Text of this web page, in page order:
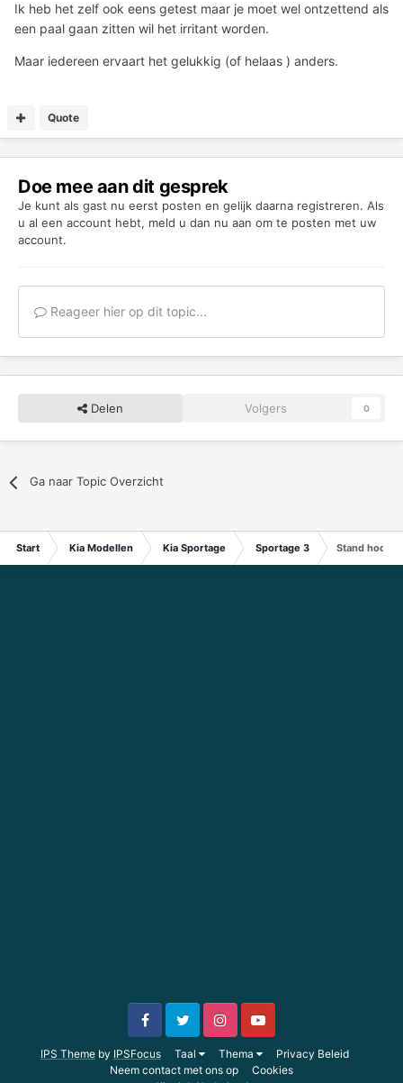
Ik heb het zelf ook eens getest maar je moet wel ontzettend als
een paal gaan zitten wil het irritant worden.
Maar iedereen ervaart het gelukkig (of helaas ) anders.
Quote
Doe mee aan dit gesprek
Je kunt als gast nu eerst posten en gelijk daarna registreren. Als
u al een account hebt, meld u dan nu aan om te posten met uw
account.
Reageer hier op dit topic...
Delen Volgers 0
Ga naar Topic Overzicht
Start Kia Modellen Kia Sportage Sportage 3 Stand
IPS Theme by IPSFocus Taal Thema
Privacy Beleid
Neem contact met ons op
Cookies